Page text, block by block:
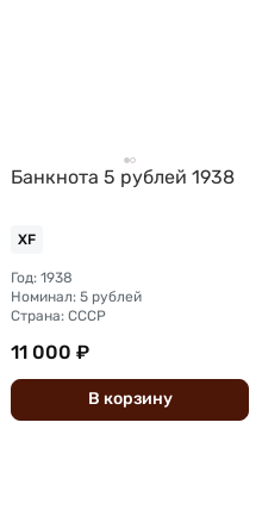
Банкнота 5 рублей 1938
XF
Год: 1938
Номинал: 5 рублей
Страна: СССР
11 000 ₽
В корзину